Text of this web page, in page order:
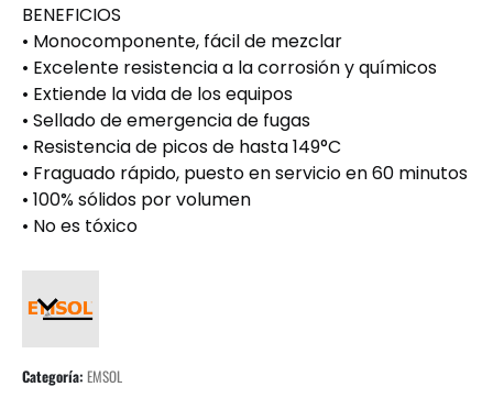
BENEFICIOS
• Monocomponente, fácil de mezclar
• Excelente resistencia a la corrosión y químicos
• Extiende la vida de los equipos
• Sellado de emergencia de fugas
• Resistencia de picos de hasta 149°C
• Fraguado rápido, puesto en servicio en 60 minutos
• 100% sólidos por volumen
• No es tóxico
Categoría:EMSOL